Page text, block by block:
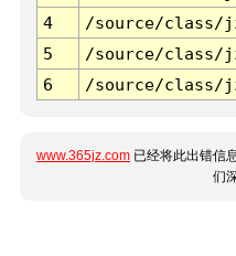
4
/source/class/
5
/source/class/
6
/source/class/
www.365jz.com 已经将此出错信
们